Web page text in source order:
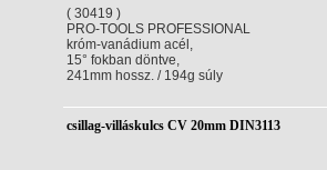
( 30419 )
PRO-TOOLS PROFESSIONAL
króm-vanádium acél,
15° fokban döntve,
241mm hossz. / 194g súly
csillag-villáskulcs CV 20mm DIN3113